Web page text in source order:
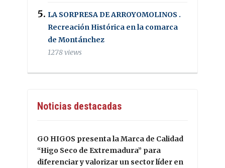
LA SORPRESA DE ARROYOMOLINOS .
Recreación Histórica en la comarca
de Montánchez
1278 views
Noticias destacadas
GO HIGOS presenta la Marca de Calidad
“Higo Seco de Extremadura” para
diferenciar y valorizar un sector líder en